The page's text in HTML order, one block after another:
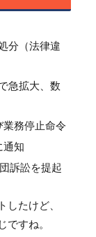
分（法律違
急拡大、 数
業務停止命令
通知
訴訟を提起
したけど、
ですね。